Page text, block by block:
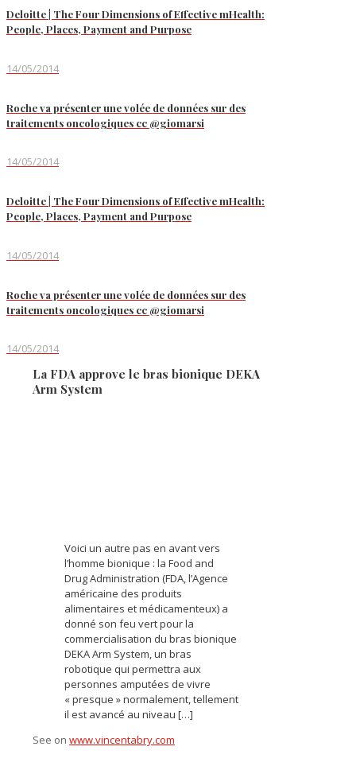
Deloitte | The Four Dimensions of Effective mHealth:
People, Places, Payment and Purpose
14/05/2014
Roche va présenter une volée de données sur des
traitements oncologiques cc @giomarsi
14/05/2014
Deloitte | The Four Dimensions of Effective mHealth:
People, Places, Payment and Purpose
14/05/2014
Roche va présenter une volée de données sur des
traitements oncologiques cc @giomarsi
14/05/2014
La FDA approve le bras bionique DEKA
Arm System
Voici un autre pas en avant vers
l’homme bionique : la Food and
Drug Administration (FDA, l’Agence
américaine des produits
alimentaires et médicamenteux) a
donné son feu vert pour la
commercialisation du bras bionique
DEKA Arm System, un bras
robotique qui permettra aux
personnes amputées de vivre
« presque » normalement, tellement
il est avancé au niveau […]
See on www.vincentabry.com